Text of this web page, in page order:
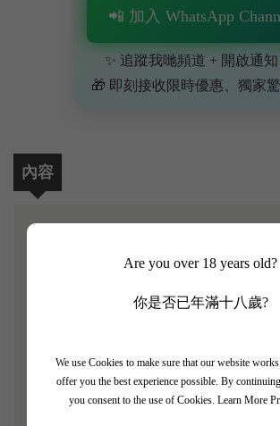
Are you over 18 years old?
你是否已年滿十八歲?
We use Cookies to make sure that our website
offer you the best experience possible. By
you consent to the use of Cookies. Learn More
📲 加入 WhatsApp
✨ 追蹤我哋頻道 + 開啟通知
🎁 即刻接收限時優惠、獨家
內容
嘅新星！2021 年份極度清脆高雅！ 以
同獨特礦物感發揮到極致。 香氣好似
石、海風鹹鮮味。 酒體輕盈俐落，入
滿爆發力，果味純淨無雜質，餘韻帶有